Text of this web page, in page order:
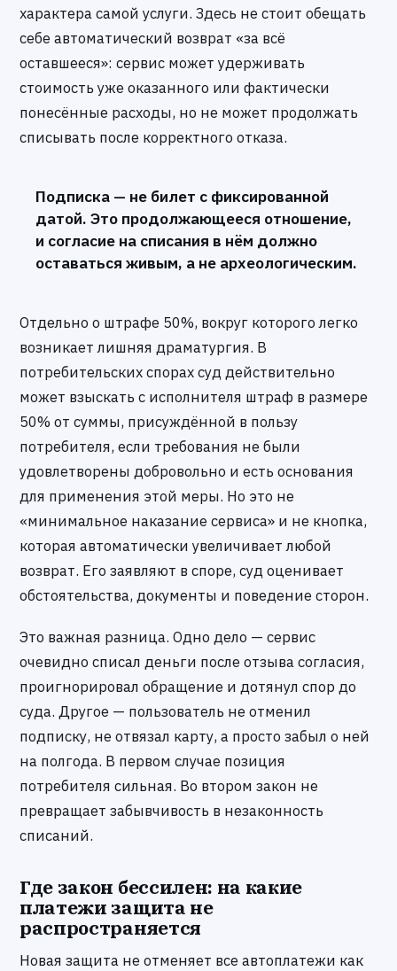
характера самой услуги. Здесь не стоит обещать
себе автоматический возврат «за всё
оставшееся»: сервис может удерживать
стоимость уже оказанного или фактически
понесённые расходы, но не может продолжать
списывать после корректного отказа.
Подписка — не билет с фиксированной
датой. Это продолжающееся отношение,
и согласие на списания в нём должно
оставаться живым, а не археологическим.
Отдельно о штрафе 50%, вокруг которого легко
возникает лишняя драматургия. В
потребительских спорах суд действительно
может взыскать с исполнителя штраф в размере
50% от суммы, присуждённой в пользу
потребителя, если требования не были
удовлетворены добровольно и есть основания
для применения этой меры. Но это не
«минимальное наказание сервиса» и не кнопка,
которая автоматически увеличивает любой
возврат. Его заявляют в споре, суд оценивает
обстоятельства, документы и поведение сторон.
Это важная разница. Одно дело — сервис
очевидно списал деньги после отзыва согласия,
проигнорировал обращение и дотянул спор до
суда. Другое — пользователь не отменил
подписку, не отвязал карту, а просто забыл о ней
на полгода. В первом случае позиция
потребителя сильная. Во втором закон не
превращает забывчивость в незаконность
списаний.
Где закон бессилен: на какие
платежи защита не
распространяется
Новая защита не отменяет все автоплатежи как